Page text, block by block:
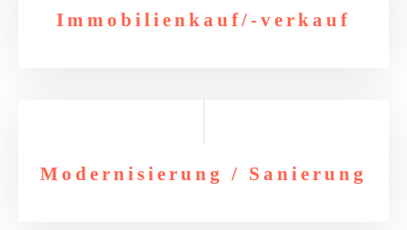
Immobilienkauf/-verkauf
Modernisierung / Sanierung